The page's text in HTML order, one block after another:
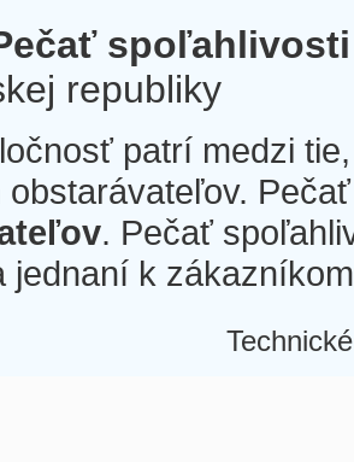
spoľahlivosti
republiky
patrí medzi
obstarávateľov.
. Pečať
jednaní k